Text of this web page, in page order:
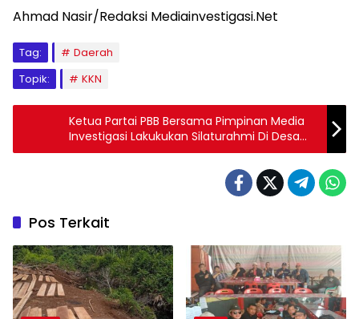
Ahmad Nasir/Redaksi Mediainvestigasi.Net
Tag:
Daerah
Topik:
KKN
Ketua Partai PBB Bersama Pimpinan Media
Investigasi Lakukukan Silaturahmi Di Desa
Kramat Kabupaten Pulau Taliabu
Pos Terkait